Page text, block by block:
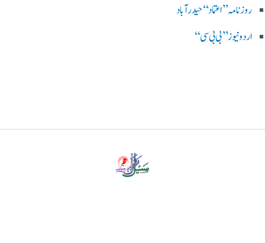
روزنامہ ’’اعتماد‘‘ حیدرآباد
اردو نیوز ’’بی بی سی‘‘